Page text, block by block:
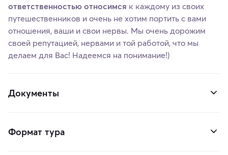
ответственностью относимся к каждому из своих
путешественников и очень не хотим портить с вами
отношения, ваши и свои нервы. Мы очень дорожим
своей репутацией, нервами и той работой, что мы
делаем для Вас! Надеемся на понимание!)
Документы
Формат тура